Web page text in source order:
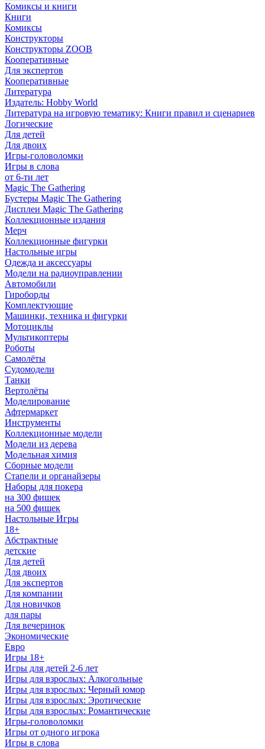
Комиксы и книги
Книги
Комиксы
Конструкторы
Конструкторы ZOOB
Кооперативные
Для экспертов
Кооперативные
Литература
Издатель: Hobby World
Литература на игровую тематику: Книги правил и сценариев
Логические
Для детей
Для двоих
Игры-головоломки
Игры в слова
от 6-ти лет
Magic The Gathering
Бустеры Magic The Gathering
Дисплеи Magic The Gathering
Коллекционные издания
Мерч
Коллекционные фигурки
Настольные игры
Одежда и аксессуары
Модели на радиоуправлении
Автомобили
Гироборды
Комплектующие
Машинки, техника и фигурки
Мотоциклы
Мультикоптеры
Роботы
Самолёты
Судомодели
Танки
Вертолёты
Моделирование
Афтермаркет
Инструменты
Коллекционные модели
Модели из дерева
Модельная химия
Сборные модели
Стапели и органайзеры
Наборы для покера
на 300 фишек
на 500 фишек
Настольные Игры
18+
Абстрактные
детские
Для детей
Для двоих
Для экспертов
Для компании
Для новичков
для пары
Для вечеринок
Экономические
Евро
Игры 18+
Игры для детей 2-6 лет
Игры для взрослых: Алкогольные
Игры для взрослых: Черный юмор
Игры для взрослых: Эротические
Игры для взрослых: Романтические
Игры-головоломки
Игры от одного игрока
Игры в слова